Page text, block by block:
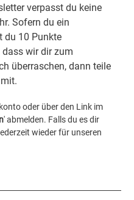
verpasst du keine
Sofern du ein
du 10 Punkte
wir dir zum
überraschen, dann teile
oder über den Link im
' abmelden. Falls du es dir
wieder für unseren